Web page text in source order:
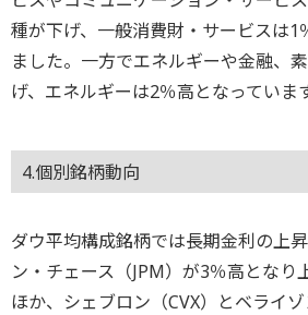
種が下げ、一般消費財・サービスは1
ました。一方でエネルギーや金融、
げ、エネルギーは2％高となっています
4.個別銘柄動向
ダウ平均構成銘柄では長期金利の上
ン・チェース（JPM）が3％高となり
ほか、シェブロン（CVX）とベライ